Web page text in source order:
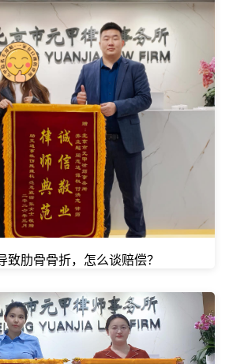
致肋骨骨折，怎么谈赔偿？